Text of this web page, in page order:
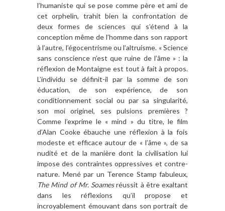
l’humaniste qui se pose comme père et ami de
cet orphelin, trahit bien la confrontation de
deux formes de sciences qui s’étend à la
conception même de l’homme dans son rapport
à l’autre, l’égocentrisme ou l’altruisme. « Science
sans conscience n’est que ruine de l’âme » : la
réflexion de Montaigne est tout à fait à propos.
L’individu se définit-il par la somme de son
éducation, de son expérience, de son
conditionnement social ou par sa singularité,
son moi originel, ses pulsions premières ?
Comme l’exprime le « mind » du titre, le film
d’Alan Cooke ébauche une réflexion à la fois
modeste et efficace autour de « l’âme », de sa
nudité et de la manière dont la civilisation lui
impose des contraintes oppressives et contre-
nature. Mené par un Terence Stamp fabuleux,
The Mind of Mr. Soamesréussit à être exaltant
dans les réflexions qu’il propose et
incroyablement émouvant dans son portrait de